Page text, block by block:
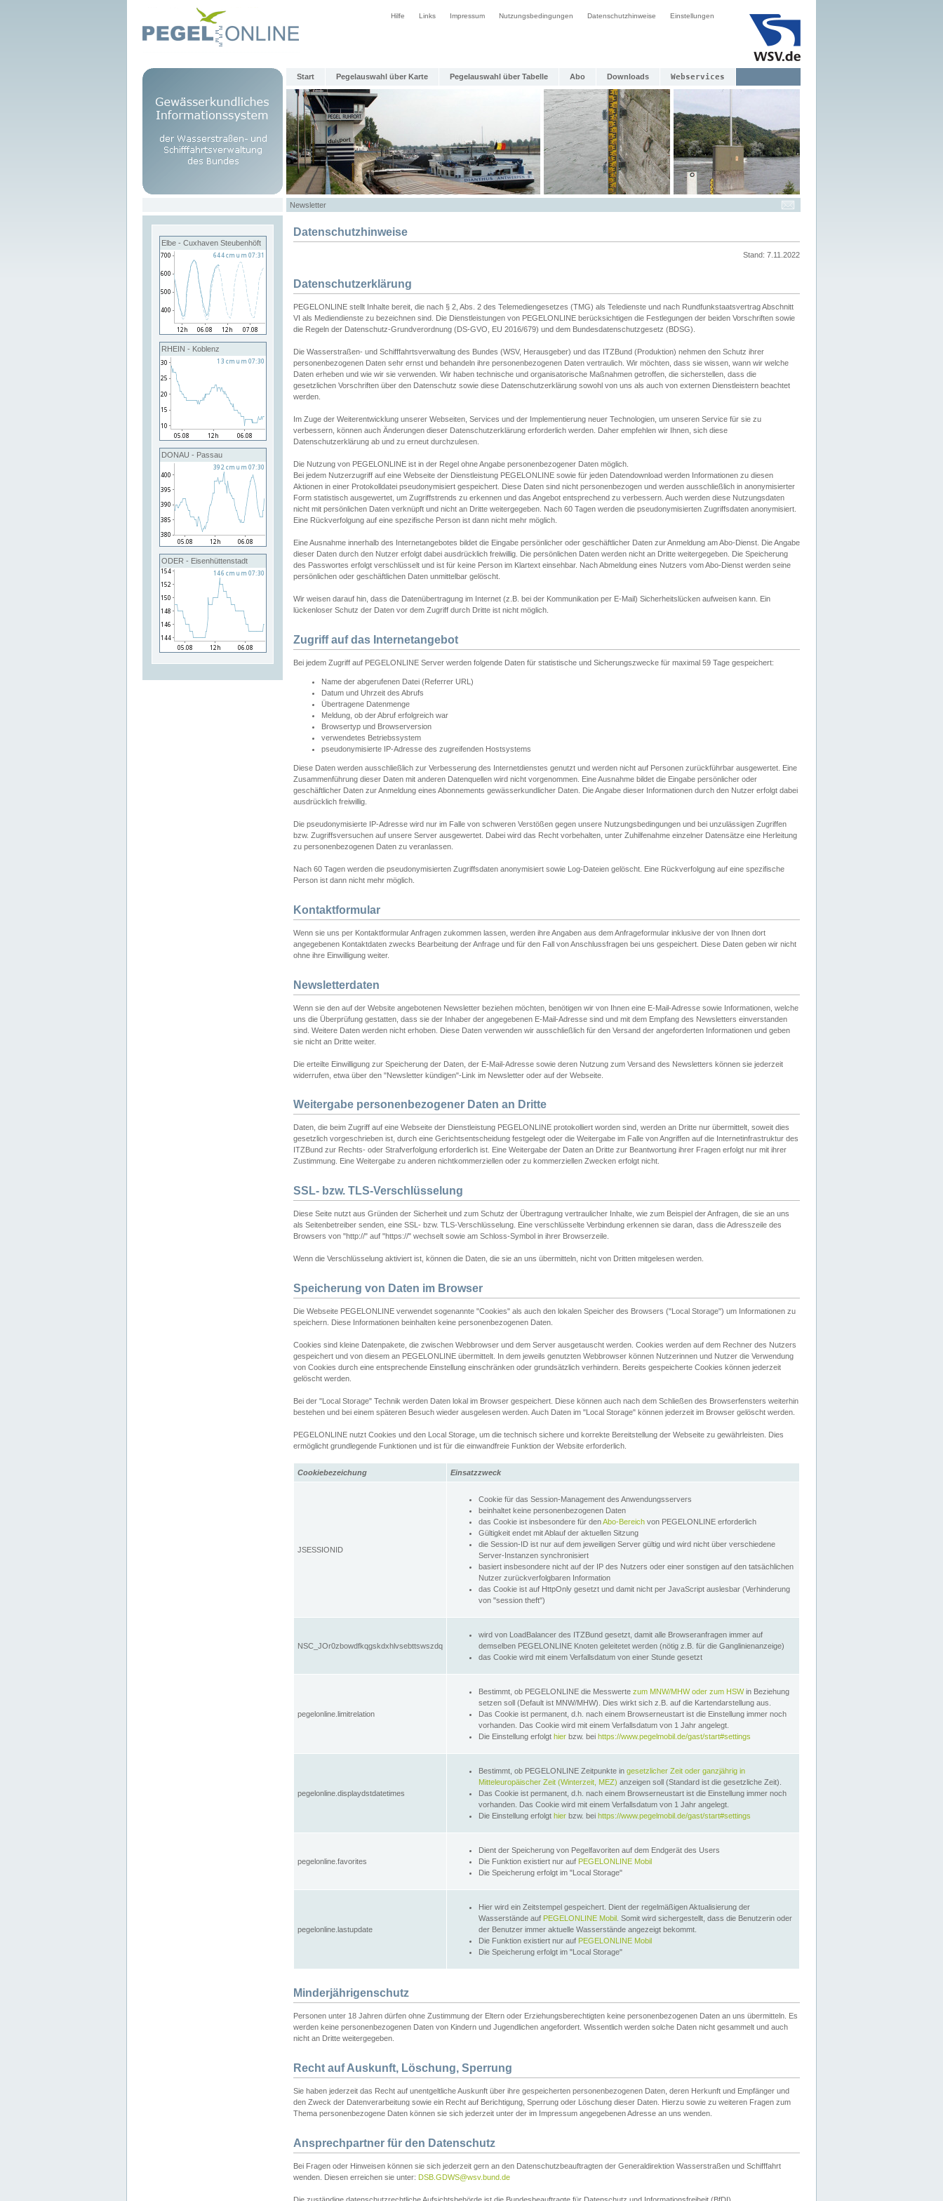
Hilfe Links Impressum Nutzungsbedingungen Datenschutzhinweise Einstellungen
Start Pegelauswahl über Karte Pegelauswahl über Tabelle Abo Downloads Webservices
Newsletter
Elbe - Cuxhaven Steubenhöft
RHEIN - Koblenz
DONAU - Passau
ODER - Eisenhüttenstadt
Datenschutzhinweise
Stand: 7.11.2022
Datenschutzerklärung
PEGELONLINE stellt Inhalte bereit, die nach § 2, Abs. 2 des Telemediengesetzes (TMG) als Teledienste und nach Rundfunkstaatsvertrag Abschnitt
VI als Mediendienste zu bezeichnen sind. Die Dienstleistungen von PEGELONLINE berücksichtigen die Festlegungen der beiden Vorschriften sowie
die Regeln der Datenschutz-Grundverordnung (DS-GVO, EU 2016/679) und dem Bundesdatenschutzgesetz (BDSG).
Die Wasserstraßen- und Schifffahrtsverwaltung des Bundes (WSV, Herausgeber) und das ITZBund (Produktion) nehmen den Schutz ihrer
personenbezogenen Daten sehr ernst und behandeln ihre personenbezogenen Daten vertraulich. Wir möchten, dass sie wissen, wann wir welche
Daten erheben und wie wir sie verwenden. Wir haben technische und organisatorische Maßnahmen getroffen, die sicherstellen, dass die
gesetzlichen Vorschriften über den Datenschutz sowie diese Datenschutzerklärung sowohl von uns als auch von externen Dienstleistern beachtet
werden.
Im Zuge der Weiterentwicklung unserer Webseiten, Services und der Implementierung neuer Technologien, um unseren Service für sie zu
verbessern, können auch Änderungen dieser Datenschutzerklärung erforderlich werden. Daher empfehlen wir Ihnen, sich diese
Datenschutzerklärung ab und zu erneut durchzulesen.
Die Nutzung von PEGELONLINE ist in der Regel ohne Angabe personenbezogener Daten möglich.
Bei jedem Nutzerzugriff auf eine Webseite der Dienstleistung PEGELONLINE sowie für jeden Datendownload werden Informationen zu diesen
Aktionen in einer Protokolldatei pseudonymisiert gespeichert. Diese Daten sind nicht personenbezogen und werden ausschließlich in anonymisierter
Form statistisch ausgewertet, um Zugriffstrends zu erkennen und das Angebot entsprechend zu verbessern. Auch werden diese Nutzungsdaten
nicht mit persönlichen Daten verknüpft und nicht an Dritte weitergegeben. Nach 60 Tagen werden die pseudonymisierten Zugriffsdaten anonymisiert.
Eine Rückverfolgung auf eine spezifische Person ist dann nicht mehr möglich.
Eine Ausnahme innerhalb des Internetangebotes bildet die Eingabe persönlicher oder geschäftlicher Daten zur Anmeldung am Abo-Dienst. Die Angabe
dieser Daten durch den Nutzer erfolgt dabei ausdrücklich freiwillig. Die persönlichen Daten werden nicht an Dritte weitergegeben. Die Speicherung
des Passwortes erfolgt verschlüsselt und ist für keine Person im Klartext einsehbar. Nach Abmeldung eines Nutzers vom Abo-Dienst werden seine
persönlichen oder geschäftlichen Daten unmittelbar gelöscht.
Wir weisen darauf hin, dass die Datenübertragung im Internet (z.B. bei der Kommunikation per E-Mail) Sicherheitslücken aufweisen kann. Ein
lückenloser Schutz der Daten vor dem Zugriff durch Dritte ist nicht möglich.
Zugriff auf das Internetangebot
Bei jedem Zugriff auf PEGELONLINE Server werden folgende Daten für statistische und Sicherungszwecke für maximal 59 Tage gespeichert:
Name der abgerufenen Datei (Referrer URL)
Datum und Uhrzeit des Abrufs
Übertragene Datenmenge
Meldung, ob der Abruf erfolgreich war
Browsertyp und Browserversion
verwendetes Betriebssystem
pseudonymisierte IP-Adresse des zugreifenden Hostsystems
Diese Daten werden ausschließlich zur Verbesserung des Internetdienstes genutzt und werden nicht auf Personen zurückführbar ausgewertet. Eine
Zusammenführung dieser Daten mit anderen Datenquellen wird nicht vorgenommen. Eine Ausnahme bildet die Eingabe persönlicher oder
geschäftlicher Daten zur Anmeldung eines Abonnements gewässerkundlicher Daten. Die Angabe dieser Informationen durch den Nutzer erfolgt dabei
ausdrücklich freiwillig.
Die pseudonymisierte IP-Adresse wird nur im Falle von schweren Verstößen gegen unsere Nutzungsbedingungen und bei unzulässigen Zugriffen
bzw. Zugriffsversuchen auf unsere Server ausgewertet. Dabei wird das Recht vorbehalten, unter Zuhilfenahme einzelner Datensätze eine Herleitung
zu personenbezogenen Daten zu veranlassen.
Nach 60 Tagen werden die pseudonymisierten Zugriffsdaten anonymisiert sowie Log-Dateien gelöscht. Eine Rückverfolgung auf eine spezifische
Person ist dann nicht mehr möglich.
Kontaktformular
Wenn sie uns per Kontaktformular Anfragen zukommen lassen, werden ihre Angaben aus dem Anfrageformular inklusive der von Ihnen dort
angegebenen Kontaktdaten zwecks Bearbeitung der Anfrage und für den Fall von Anschlussfragen bei uns gespeichert. Diese Daten geben wir nicht
ohne ihre Einwilligung weiter.
Newsletterdaten
Wenn sie den auf der Website angebotenen Newsletter beziehen möchten, benötigen wir von Ihnen eine E-Mail-Adresse sowie Informationen, welche
uns die Überprüfung gestatten, dass sie der Inhaber der angegebenen E-Mail-Adresse sind und mit dem Empfang des Newsletters einverstanden
sind. Weitere Daten werden nicht erhoben. Diese Daten verwenden wir ausschließlich für den Versand der angeforderten Informationen und geben
sie nicht an Dritte weiter.
Die erteilte Einwilligung zur Speicherung der Daten, der E-Mail-Adresse sowie deren Nutzung zum Versand des Newsletters können sie jederzeit
widerrufen, etwa über den "Newsletter kündigen"-Link im Newsletter oder auf der Webseite.
Weitergabe personenbezogener Daten an Dritte
Daten, die beim Zugriff auf eine Webseite der Dienstleistung PEGELONLINE protokolliert worden sind, werden an Dritte nur übermittelt, soweit dies
gesetzlich vorgeschrieben ist, durch eine Gerichtsentscheidung festgelegt oder die Weitergabe im Falle von Angriffen auf die Internetinfrastruktur des
ITZBund zur Rechts- oder Strafverfolgung erforderlich ist. Eine Weitergabe der Daten an Dritte zur Beantwortung ihrer Fragen erfolgt nur mit ihrer
Zustimmung. Eine Weitergabe zu anderen nichtkommerziellen oder zu kommerziellen Zwecken erfolgt nicht.
SSL- bzw. TLS-Verschlüsselung
Diese Seite nutzt aus Gründen der Sicherheit und zum Schutz der Übertragung vertraulicher Inhalte, wie zum Beispiel der Anfragen, die sie an uns
als Seitenbetreiber senden, eine SSL- bzw. TLS-Verschlüsselung. Eine verschlüsselte Verbindung erkennen sie daran, dass die Adresszeile des
Browsers von "http://" auf "https://" wechselt sowie am Schloss-Symbol in ihrer Browserzeile.
Wenn die Verschlüsselung aktiviert ist, können die Daten, die sie an uns übermitteln, nicht von Dritten mitgelesen werden.
Speicherung von Daten im Browser
Die Webseite PEGELONLINE verwendet sogenannte "Cookies" als auch den lokalen Speicher des Browsers ("Local Storage") um Informationen zu
speichern. Diese Informationen beinhalten keine personenbezogenen Daten.
Cookies sind kleine Datenpakete, die zwischen Webbrowser und dem Server ausgetauscht werden. Cookies werden auf dem Rechner des Nutzers
gespeichert und von diesem an PEGELONLINE übermittelt. In dem jeweils genutzten Webbrowser können Nutzerinnen und Nutzer die Verwendung
von Cookies durch eine entsprechende Einstellung einschränken oder grundsätzlich verhindern. Bereits gespeicherte Cookies können jederzeit
gelöscht werden.
Bei der "Local Storage" Technik werden Daten lokal im Browser gespeichert. Diese können auch nach dem Schließen des Browserfensters weiterhin
bestehen und bei einem späteren Besuch wieder ausgelesen werden. Auch Daten im "Local Storage" können jederzeit im Browser gelöscht werden.
PEGELONLINE nutzt Cookies und den Local Storage, um die technisch sichere und korrekte Bereitstellung der Webseite zu gewährleisten. Dies
ermöglicht grundlegende Funktionen und ist für die einwandfreie Funktion der Website erforderlich.
Cookiebezeichung Einsatzzweck
JSESSIONID
Cookie für das Session-Management des Anwendungsservers
beinhaltet keine personenbezogenen Daten
das Cookie ist insbesondere für denAbo-Bereich von PEGELONLINE erforderlich
Gültigkeit endet mit Ablauf der aktuellen Sitzung
die Session-ID ist nur auf dem jeweiligen Server gültig und wird nicht über verschiedene
Server-Instanzen synchronisiert
basiert insbesondere nicht auf der IP des Nutzers oder einer sonstigen auf den tatsächlichen
Nutzer zurückverfolgbaren Information
das Cookie ist auf HttpOnly gesetzt und damit nicht per JavaScript auslesbar (Verhinderung
von "session theft")
NSC_JOr0zbowdfkqgskdxhlvsebttswszdq
wird von LoadBalancer des ITZBund gesetzt, damit alle Browseranfragen immer auf
demselben PEGELONLINE Knoten geleitetet werden (nötig z.B. für die Ganglinienanzeige)
das Cookie wird mit einem Verfallsdatum von einer Stunde gesetzt
pegelonline.limitrelation
Bestimmt, ob PEGELONLINE die Messwerte zum MNW/MHW oder zum HSWin Beziehung
setzen soll (Default ist MNW/MHW). Dies wirkt sich z.B. auf die Kartendarstellung aus.
Das Cookie ist permanent, d.h. nach einem Browserneustart ist die Einstellung immer noch
vorhanden. Das Cookie wird mit einem Verfallsdatum von 1 Jahr angelegt.
Die Einstellung erfolgt hier bzw. bei https://www.pegelmobil.de/gast/start#settings
pegelonline.displaydstdatetimes
Bestimmt, ob PEGELONLINE Zeitpunkte in gesetzlicher Zeit oder ganzjährig in
Mitteleuropäischer Zeit (Winterzeit, MEZ) anzeigen soll (Standard ist die gesetzliche Zeit).
Das Cookie ist permanent, d.h. nach einem Browserneustart ist die Einstellung immer noch
vorhanden. Das Cookie wird mit einem Verfallsdatum von 1 Jahr angelegt.
Die Einstellung erfolgt hier bzw. bei https://www.pegelmobil.de/gast/start#settings
pegelonline.favorites
Dient der Speicherung von Pegelfavoriten auf dem Endgerät des Users
Die Funktion existiert nur auf PEGELONLINE Mobil
Die Speicherung erfolgt im "Local Storage"
pegelonline.lastupdate
Hier wird ein Zeitstempel gespeichert. Dient der regelmäßigen Aktualisierung der
Wasserstände auf PEGELONLINE Mobil . Somit wird sichergestellt, dass die Benutzerin oder
der Benutzer immer aktuelle Wasserstände angezeigt bekommt.
Die Funktion existiert nur auf PEGELONLINE Mobil
Die Speicherung erfolgt im "Local Storage"
Minderjährigenschutz
Personen unter 18 Jahren dürfen ohne Zustimmung der Eltern oder Erziehungsberechtigten keine personenbezogenen Daten an uns übermitteln. Es
werden keine personenbezogenen Daten von Kindern und Jugendlichen angefordert. Wissentlich werden solche Daten nicht gesammelt und auch
nicht an Dritte weitergegeben.
Recht auf Auskunft, Löschung, Sperrung
Sie haben jederzeit das Recht auf unentgeltliche Auskunft über ihre gespeicherten personenbezogenen Daten, deren Herkunft und Empfänger und
den Zweck der Datenverarbeitung sowie ein Recht auf Berichtigung, Sperrung oder Löschung dieser Daten. Hierzu sowie zu weiteren Fragen zum
Thema personenbezogene Daten können sie sich jederzeit unter der im Impressum angegebenen Adresse an uns wenden.
Ansprechpartner für den Datenschutz
Bei Fragen oder Hinweisen können sie sich jederzeit gern an den Datenschutzbeauftragten der Generaldirektion Wasserstraßen und Schifffahrt
wenden. Diesen erreichen sie unter: DSB.GDWS@wsv.bund.de